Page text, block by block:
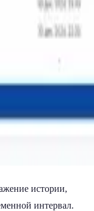
истории,
интервал.